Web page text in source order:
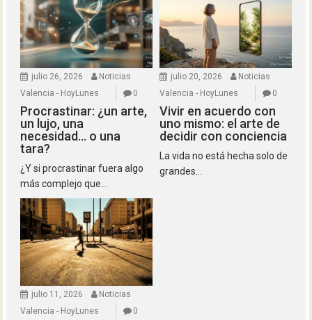
julio 26, 2026
Noticias
Valencia - HoyLunes
0
Procrastinar: ¿un arte,
un lujo, una
necesidad… o una
tara?
¿Y si procrastinar fuera algo
más complejo que...
julio 20, 2026
Noticias
Valencia - HoyLunes
0
Vivir en acuerdo con
uno mismo: el arte de
decidir con conciencia
La vida no está hecha solo de
grandes...
julio 11, 2026
Noticias
Valencia - HoyLunes
0